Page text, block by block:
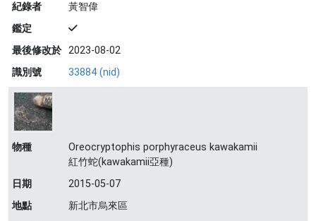
紀錄者
黃智偉
鑑定
最後修改於 2023-08-02
識別號
33884 (nid)
物種
Oreocryptophis porphyraceus kawakamii
紅竹蛇(kawakamii亞種)
日期
2015-05-07
地點
新北市烏來區